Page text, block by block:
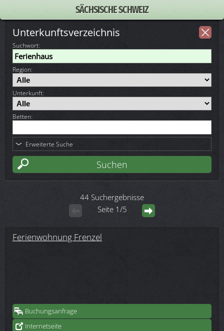
SÄCHSISCHE SCHWEIZ
Unterkunftsverzeichnis
Suchwort:
Region:
Unterkunft:
Betten:
Erweiterte Suche
44 Suchergebnisse
Seite 1/5
Ferienwohnung Frenzel
Buchungsanfrage
Internetseite